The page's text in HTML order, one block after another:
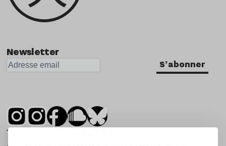
Newsletter
S'abonner
Tsugi est un mensuel indépendant sur la